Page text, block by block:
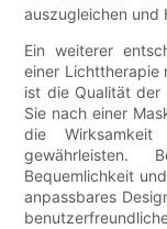
auszugleichen und
Ein weiterer
einer Lichttherapie
ist die Qualität der
Sie nach einer
die
gewährleisten.
Bequemlichkeit
anpassbares